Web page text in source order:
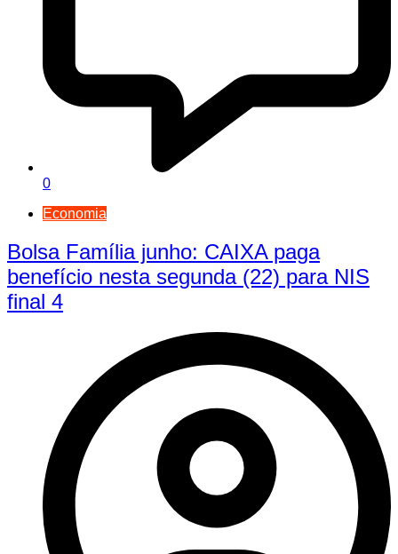
0
Economia
Bolsa Família junho: CAIXA paga
benefício nesta segunda (22) para NIS
final 4